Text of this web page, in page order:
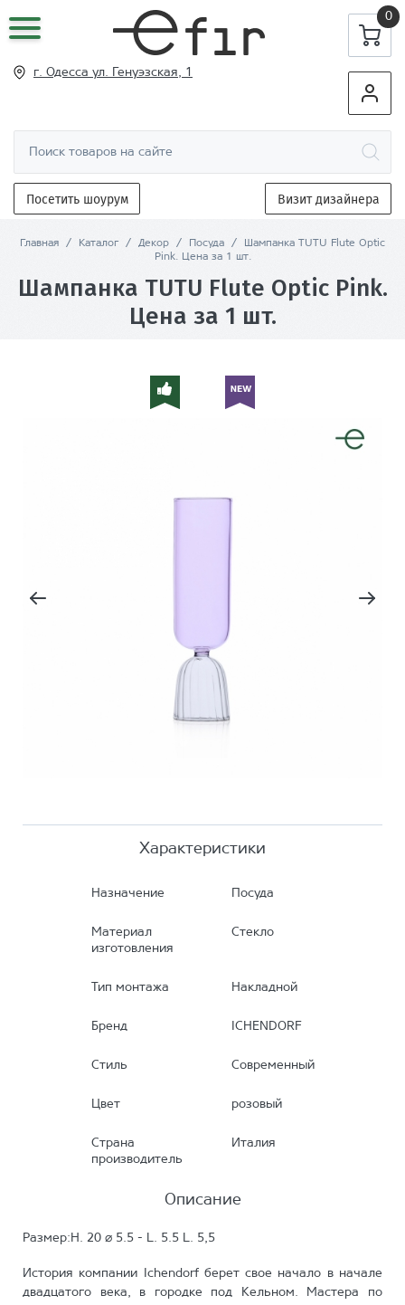
0
г. Одесса ул. Генуэзская, 1
Посетить шоурум Визит дизайнера
Главная / Каталог / Декор / Посуда /
Шампанка TUTU Flute Optic
Pink. Цена за 1 шт.
Шампанка TUTU Flute Optic Pink.
Цена за 1 шт.
Характеристики
Назначение Посуда
Материал
изготовления
Стекло
Тип монтажа Накладной
Бренд ICHENDORF
Стиль Современный
Цвет розовый
Страна
производитель
Италия
Описание
Размер:H. 20 ⌀ 5.5 - L. 5.5 L. 5,5
История компании Ichendorf берет свое начало в начале
двадцатого века, в городке под Кельном. Мастера по